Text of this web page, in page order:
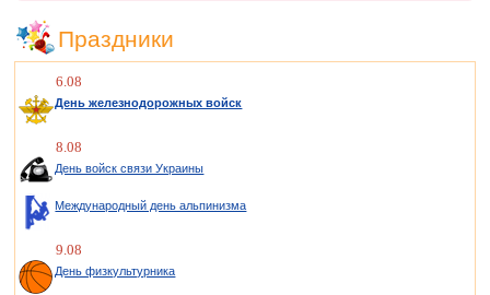
Праздники
6.08
День железнодорожных войск
8.08
День войск связи Украины
Международный день альпинизма
9.08
День физкультурника